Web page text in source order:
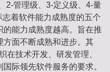
2-管理级、3-定义级、4-量
着软件能力成熟度的五个
能力成熟度越高。旨在推
方面不断成熟和进步。其
在技术开发、研发管理、
际领先软件服务的要求。